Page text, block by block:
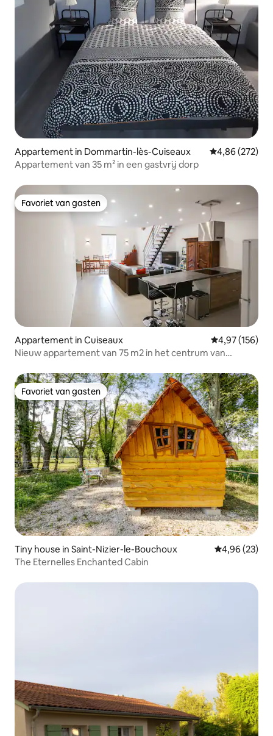
Appartement in Dommartin-lès-Cuiseaux Gemiddelde
4,86 (272)
Appartement van 35 m² in een gastvrij dorp
Favoriet van gasten
Favoriet van gasten
Appartement in Cuiseaux Gemiddelde
4,97 (156)
Nieuw appartement van 75 m2 in het centrum van
Favoriet van gasten
Favoriet van gasten
Tiny house in Saint-Nizier-le-Bouchoux Gemiddelde
4,96 (23)
The Eternelles Enchanted Cabin